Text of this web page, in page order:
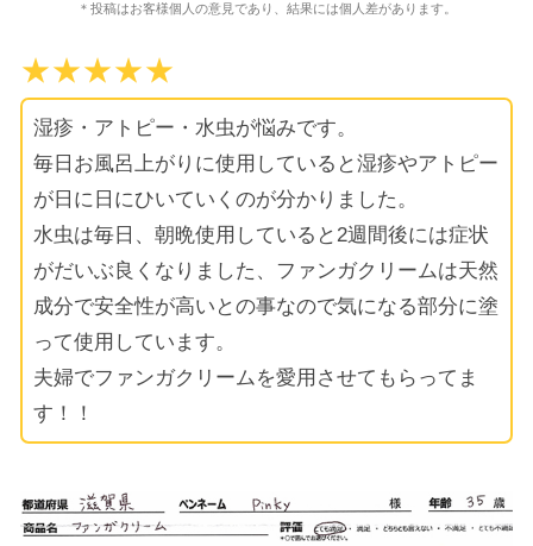
＊投稿はお客様個人の意見であり、結果には個人差があります。
★★★★★
湿疹・アトピー・水虫が悩みです。
毎日お風呂上がりに使用していると湿疹やアトピー
が日に日にひいていくのが分かりました。
水虫は毎日、朝晩使用していると2週間後には症状
がだいぶ良くなりました、ファンガクリームは天然
成分で安全性が高いとの事なので気になる部分に塗
って使用しています。
夫婦でファンガクリームを愛用させてもらってま
す！！